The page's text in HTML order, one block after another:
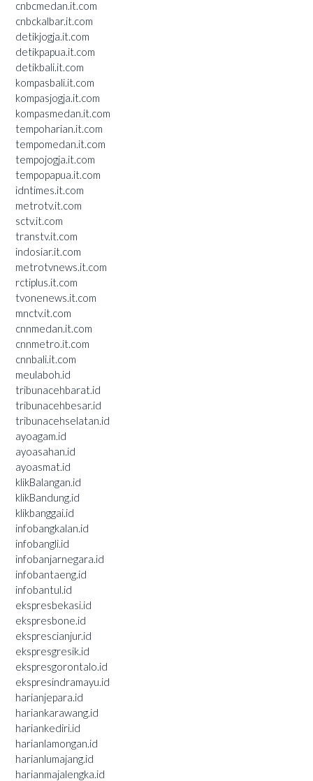
cnbcmedan.it.com
cnbckalbar.it.com
detikjogja.it.com
detikpapua.it.com
detikbali.it.com
kompasbali.it.com
kompasjogja.it.com
kompasmedan.it.com
tempoharian.it.com
tempomedan.it.com
tempojogja.it.com
tempopapua.it.com
idntimes.it.com
metrotv.it.com
sctv.it.com
transtv.it.com
indosiar.it.com
metrotvnews.it.com
rctiplus.it.com
tvonenews.it.com
mnctv.it.com
cnnmedan.it.com
cnnmetro.it.com
cnnbali.it.com
meulaboh.id
tribunacehbarat.id
tribunacehbesar.id
tribunacehselatan.id
ayoagam.id
ayoasahan.id
ayoasmat.id
klikBalangan.id
klikBandung.id
klikbanggai.id
infobangkalan.id
infobangli.id
infobanjarnegara.id
infobantaeng.id
infobantul.id
ekspresbekasi.id
ekspresbone.id
eksprescianjur.id
ekspresgresik.id
ekspresgorontalo.id
ekspresindramayu.id
harianjepara.id
hariankarawang.id
hariankediri.id
harianlamongan.id
harianlumajang.id
harianmajalengka.id